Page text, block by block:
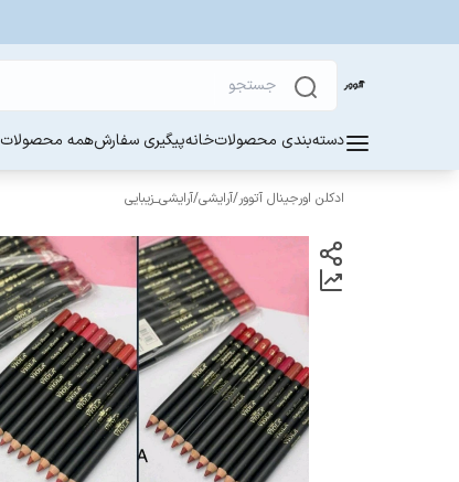
دسته‌بندی محصولاتخانهپیگیری سفارشهمه محصولات
ادکلن اورجینال آتوور/آرایشی/آرایشی_زیبایی